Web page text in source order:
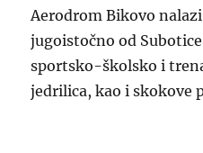
Aerodrom Bikovo
jugoistočno od
sportsko-školsko i
jedrilica, kao i skokove